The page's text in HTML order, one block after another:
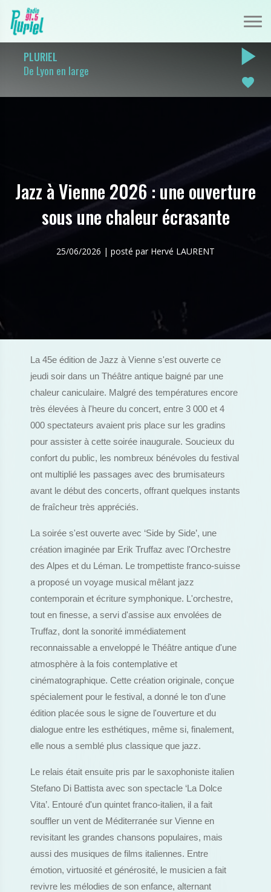
PLURIEL
De Lyon en large
play_arrow
favorite
Jazz à Vienne 2026 : une ouverture
sous une chaleur écrasante
25/06/2026 | posté par Hervé LAURENT
La 45e édition de Jazz à Vienne s'est ouverte ce
jeudi soir dans un Théâtre antique baigné par une
chaleur caniculaire. Malgré des températures encore
très élevées à l'heure du concert, entre 3 000 et 4
000 spectateurs avaient pris place sur les gradins
pour assister à cette soirée inaugurale. Soucieux du
confort du public, les nombreux bénévoles du festival
ont multiplié les passages avec des brumisateurs
avant le début des concerts, offrant quelques instants
de fraîcheur très appréciés.
La soirée s'est ouverte avec ‘Side by Side’, une
création imaginée par Erik Truffaz avec l'Orchestre
des Alpes et du Léman. Le trompettiste franco-suisse
a proposé un voyage musical mêlant jazz
contemporain et écriture symphonique. L'orchestre,
tout en finesse, a servi d'assise aux envolées de
Truffaz, dont la sonorité immédiatement
reconnaissable a enveloppé le Théâtre antique d'une
atmosphère à la fois contemplative et
cinématographique. Cette création originale, conçue
spécialement pour le festival, a donné le ton d'une
édition placée sous le signe de l'ouverture et du
dialogue entre les esthétiques, même si, finalement,
elle nous a semblé plus classique que jazz.
Le relais était ensuite pris par le saxophoniste italien
Stefano Di Battista avec son spectacle ‘La Dolce
Vita’. Entouré d'un quintet franco-italien, il a fait
souffler un vent de Méditerranée sur Vienne en
revisitant les grandes chansons populaires, mais
aussi des musiques de films italiennes. Entre
émotion, virtuosité et générosité, le musicien a fait
revivre les mélodies de son enfance, alternant